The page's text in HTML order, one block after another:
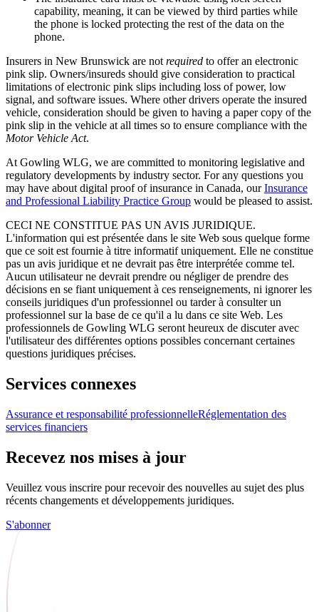
capability, meaning, it can be viewed by third parties while
the phone is locked protecting the rest of the data on the
phone.
Insurers in New Brunswick are not required to offer an electronic
pink slip. Owners/insureds should give consideration to practical
limitations of electronic pink slips including loss of power, low
signal, and software issues. Where other drivers operate the insured
vehicle, consideration should be given to having a paper copy of the
pink slip in the vehicle at all times so to ensure compliance with the
Motor Vehicle Act.
At Gowling WLG, we are committed to monitoring legislative and
regulatory developments by industry sector. For any questions you
may have about digital proof of insurance in Canada, ourInsurance
and Professional Liability Practice Group would be pleased to assist.
CECI NE CONSTITUE PAS UN AVIS JURIDIQUE.
L'information qui est présentée dans le site Web sous quelque forme
que ce soit est fournie à titre informatif uniquement. Elle ne constitue
pas un avis juridique et ne devrait pas être interprétée comme tel.
Aucun utilisateur ne devrait prendre ou négliger de prendre des
décisions en se fiant uniquement à ces renseignements, ni ignorer les
conseils juridiques d'un professionnel ou tarder à consulter un
professionnel sur la base de ce qu'il a lu dans ce site Web. Les
professionnels de Gowling WLG seront heureux de discuter avec
l'utilisateur des différentes options possibles concernant certaines
questions juridiques précises.
Services connexes
Assurance et responsabilité professionnelleRéglementation des
services financiers
Recevez nos mises à jour
Veuillez vous inscrire pour recevoir des nouvelles au sujet des plus
récents changements et développements juridiques.
S'abonner